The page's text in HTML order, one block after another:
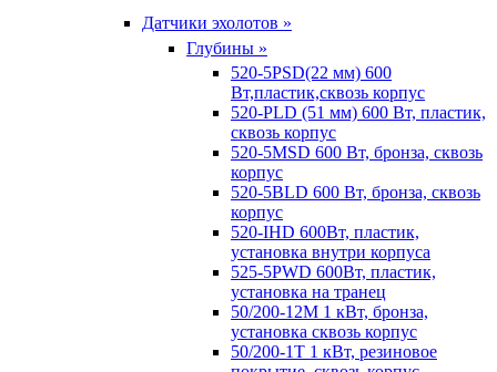
Датчики эхолотов »
Глубины »
520-5PSD(22 мм) 600
Вт,пластик,сквозь корпус
520-PLD (51 мм) 600 Вт, пластик,
сквозь корпус
520-5MSD 600 Вт, бронза, сквозь
корпус
520-5BLD 600 Вт, бронза, сквозь
корпус
520-IHD 600Вт, пластик,
установка внутри корпуса
525-5PWD 600Вт, пластик,
установка на транец
50/200-12M 1 кВт, бронза,
установка сквозь корпус
50/200-1T 1 кВт, резиновое